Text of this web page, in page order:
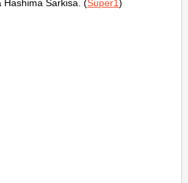
Hashima Sarkisa. (Super1)